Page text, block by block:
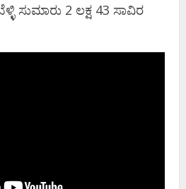
ಸುಮಾರು 2 ಲಕ್ಷ 43 ಸಾವಿರ